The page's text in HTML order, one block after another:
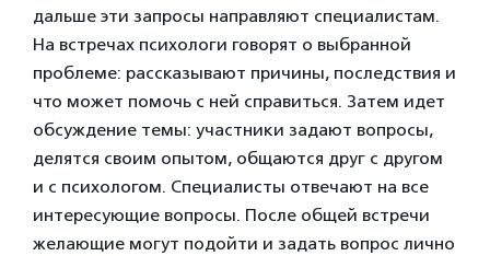
дальше эти запросы направляют специалистам.
На встречах психологи говорят о выбранной
проблеме: рассказывают причины, последствия и
что может помочь с ней справиться. Затем идет
обсуждение темы: участники задают вопросы,
делятся своим опытом, общаются друг с другом
и с психологом. Специалисты отвечают на все
интересующие вопросы. После общей встречи
желающие могут подойти и задать вопрос лично